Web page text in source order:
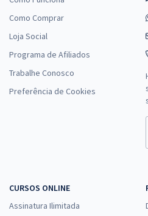
Como Comprar
Loja Social
Programa de Afiliados
Trabalhe Conosco
Preferência de Cookies
CURSOS ONLINE
Assinatura Ilimitada